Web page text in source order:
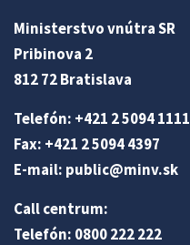
Ministerstvo vnútra SR
Pribinova 2
812 72 Bratislava
Telefón: +421 2 5094 1111
Fax: +421 2 5094 4397
E-mail: public@minv.sk
Call centrum:
Telefón: 0800 222 222